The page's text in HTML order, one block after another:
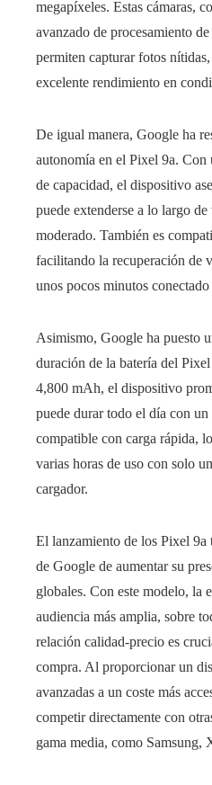
megapíxeles. Estas cámaras,
avanzado de procesamiento
permiten capturar fotos
excelente rendimiento en
De igual manera, Google ha
autonomía en el Pixel 9a.
de capacidad, el dispositivo
puede extenderse a lo largo
moderado. También es
facilitando la recuperación de
unos pocos minutos
Asimismo, Google ha puesto
duración de la batería del
4,800 mAh, el dispositivo
puede durar todo el día con
compatible con carga rápida,
varias horas de uso con solo
cargador.
El lanzamiento de los Pixel 9a
de Google de aumentar su
globales. Con este modelo, la
audiencia más amplia, sobre
relación calidad-precio es
compra. Al proporcionar un
avanzadas a un coste más
competir directamente con
gama media, como Samsung,